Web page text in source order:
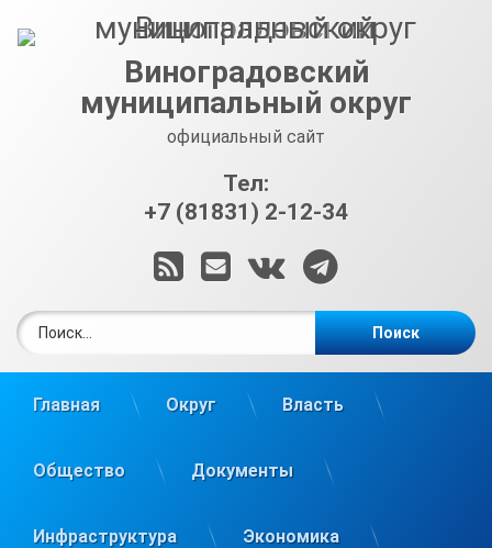
Виноградовский
муниципальный округ
официальный сайт
Тел:
+7 (81831) 2-12-34
RSSE-mailВКонтакте
Telegram
Главная Округ Власть
Общество Документы
Инфраструктура Экономика